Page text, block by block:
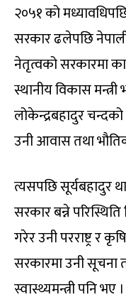
२०५१ को
सरकार ढलेपछि
नेतृत्वको सरकारमा
स्थानीय विकास
लोकेन्द्रबहादुर
उनी आवास तथा भौतिक
त्यसपछि सूर्यबहादुर
सरकार बन्ने परिस्थिति
गरेर उनी परराष्ट्र र
सरकारमा उनी सूचना
स्वास्थ्यमन्त्री पनि भए ।